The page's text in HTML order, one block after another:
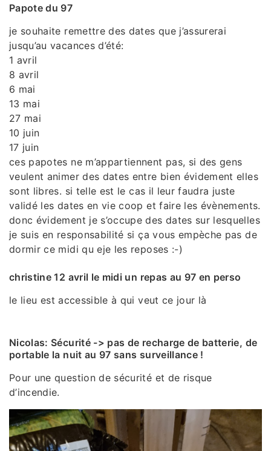
Papote du 97
je souhaite remettre des dates que j’assurerai
jusqu’au vacances d’été:
1 avril
8 avril
6 mai
13 mai
27 mai
10 juin
17 juin
ces papotes ne m’appartiennent pas, si des gens
veulent animer des dates entre bien évidement elles
sont libres. si telle est le cas il leur faudra juste
validé les dates en vie coop et faire les évènements.
donc évidement je s’occupe des dates sur lesquelles
je suis en responsabilité si ça vous empèche pas de
dormir ce midi qu eje les reposes :-)
christine 12 avril le midi un repas au 97 en perso
le lieu est accessible à qui veut ce jour là
Nicolas: Sécurité -> pas de recharge de batterie, de
portable la nuit au 97 sans surveillance !
Pour une question de sécurité et de risque
d’incendie.